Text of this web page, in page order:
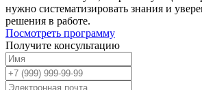
нужно систематизировать знания и
решения в работе.
Посмотреть программу
Получите консультацию